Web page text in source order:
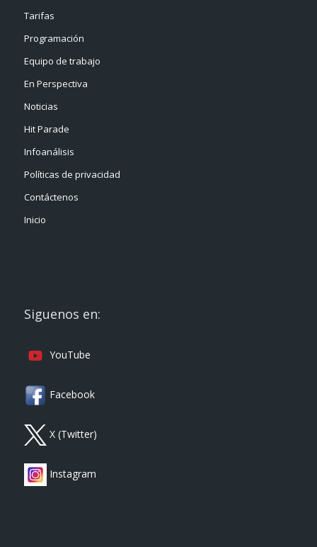
Tarifas
Programación
Equipo de trabajo
En Perspectiva
Noticias
Hit Parade
Infoanálisis
Políticas de privacidad
Contáctenos
Inicio
Siguenos en:
YouTube
Facebook
X (Twitter)
Instagram